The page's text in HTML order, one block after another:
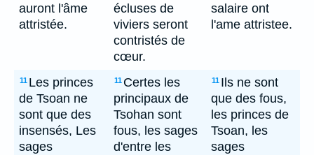
auront l'âme
attristée.
écluses de
viviers seront
contristés de
cœur.
salaire ont
l'ame attristee.
11 Les princes
de Tsoan ne
sont que des
insensés, Les
sages
11 Certes les
principaux de
Tsohan sont
fous, les sages
d'entre les
11 Ils ne sont
que des fous,
les princes de
Tsoan, les
sages